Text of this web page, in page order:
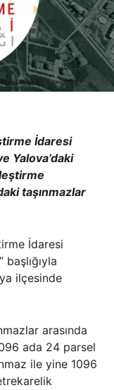
İdaresi
Yalova’daki
taşınmazlar
İdaresi
başlığıyla
ilçesinde
arasında
ada 24 parsel
ile yine 1096